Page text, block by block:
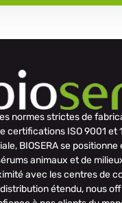
normes strictes de
certifications ISO 9001 et
BIOSERA se
animaux et de
avec les centres de
étendu, nous